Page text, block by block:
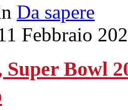
Da sapere
Febbraio
Bowl